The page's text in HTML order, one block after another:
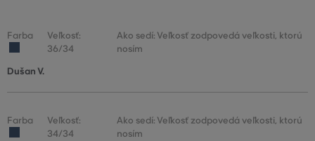
Farba
Veľkosť:
36/34
Ako sedí: Veľkosť zodpovedá veľkosti, ktorú
nosím
Dušan V.
Farba
Veľkosť:
34/34
Ako sedí: Veľkosť zodpovedá veľkosti, ktorú
nosím